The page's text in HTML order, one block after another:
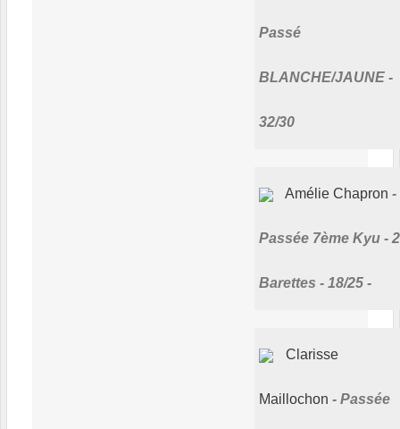
Passé
BLANCHE/JAUNE -
32/30
Amélie Chapron
Passée 7ème Kyu - 2
Barettes - 18/25 -
Clarisse
Maillochon Passée